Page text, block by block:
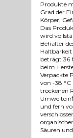
Produkte
Grad der
Körper,
Das
wird
Behälter
Haltbarkeit
beträgt 36
beim
Verpackte
von -38 °C
trockenen
und fern
Säuren